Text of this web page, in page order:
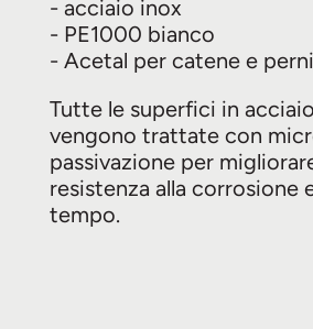
- acciaio inox
- PE1000 bianco
- Acetal per catene e perni
Tutte le superfici in
vengono trattate con
passivazione per
resistenza alla corrosione
tempo.